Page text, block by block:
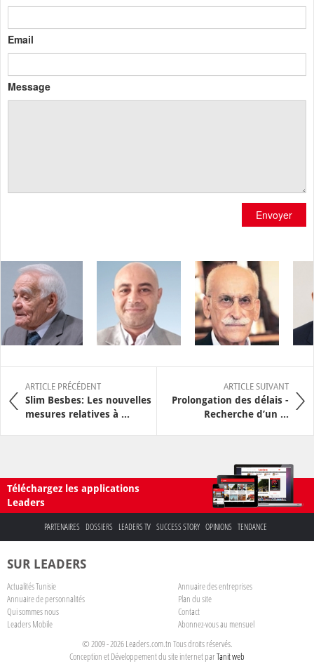
Email
Message
Envoyer
ARTICLE PRÉCÉDENT
Slim Besbes: Les nouvelles
mesures relatives à ...
ARTICLE SUIVANT
Prolongation des délais -
Recherche d’un ...
Téléchargez les applications
Leaders
PARTENAIRES DOSSIERS LEADERS TV SUCCESS STORY OPINIONS TENDANCE
SUR LEADERS
Actualités Tunisie
Annuaire des entreprises
Annuaire de personnalités
Plan du site
Qui sommes nous
Contact
Leaders Mobile
Abonnez-vous au mensuel
© 2009 - 2026 Leaders.com.tn Tous droits réservés.
Conception et Développement du site internet parTanit web